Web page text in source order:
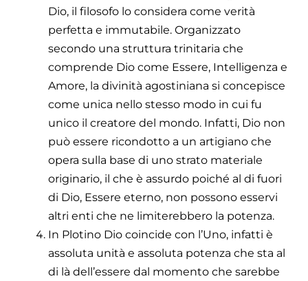
Dio, il filosofo lo considera come verità
perfetta e immutabile. Organizzato
secondo una struttura trinitaria che
comprende Dio come Essere, Intelligenza e
Amore, la divinità agostiniana si concepisce
come unica nello stesso modo in cui fu
unico il creatore del mondo. Infatti, Dio non
può essere ricondotto a un artigiano che
opera sulla base di uno strato materiale
originario, il che è assurdo poiché al di fuori
di Dio, Essere eterno, non possono esservi
altri enti che ne limiterebbero la potenza.
In Plotino Dio coincide con l’Uno, infatti è
assoluta unità e assoluta potenza che sta al
di là dell’essere dal momento che sarebbe